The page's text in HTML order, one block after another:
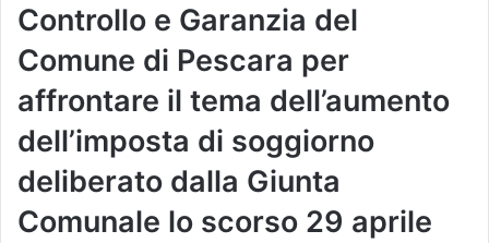
Controllo e Garanzia del
Comune di Pescara per
affrontare il tema dell’aumento
dell’imposta di soggiorno
deliberato dalla Giunta
Comunale lo scorso 29 aprile